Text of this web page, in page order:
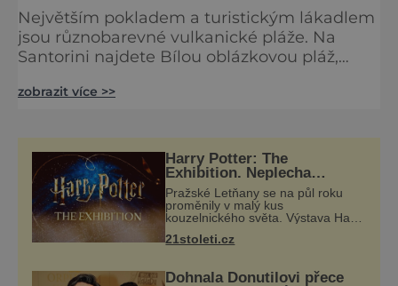
Největším pokladem a turistickým lákadlem
jsou různobarevné vulkanické pláže. Na
Santorini najdete Bílou oblázkovou pláž,
sopečným pískem hebkým jako samet.
moře propadlá sopka, na jejímž vrcholu se
jako malé drahokamy třpytí modrobílé
domečky. Její sopečný původ není nijak
daleko
zobrazit více >>
Harry Potter: The
Exhibition. Neplecha
zahájena…
Pražské Letňany se na půl roku
proměnily v malý kus
kouzelnického světa. Výstava Harry
Česka originální filmové kostýmy a
21stoleti.cz
Dohnala Donutilovi přece